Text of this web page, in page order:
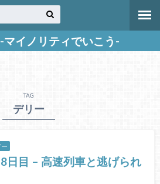
イノリティでいこう-
TAG
デリー
8日目 – 高速列車と逃げられ